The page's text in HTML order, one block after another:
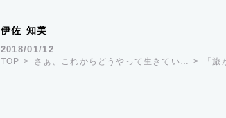
伊佐 知美
2018/01/12
TOP さぁ、これからどうやって生きてい… 「